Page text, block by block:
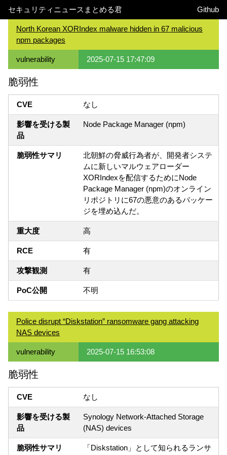
セキュリティニュースまとめる君 Github
North Korean XORIndex malware hidden in 67 malicious
npm packages
vulnerability 2025-07-15 17:47:09
脆弱性
CVE なし
影響を受ける製
品
Node Package Manager (npm)
脆弱性サマリ
北朝鮮の脅威行為者が、開発者システ
ムに新しいマルウェアローダー
XORIndexを配信するためにNode
Package Manager (npm)のオンライン
リポジトリに67の悪意のあるパッケー
ジを埋め込んだ。
重大度 高
RCE 有
攻撃観測 有
PoC公開 不明
Police disrupt “Diskstation” ransomware gang attacking
NAS devices
vulnerability 2025-07-15 16:53:08
脆弱性
CVE なし
影響を受ける製
品
Synology Network-Attached Storage
(NAS) devices
脆弱性サマリ
「Diskstation」として知られるランサ